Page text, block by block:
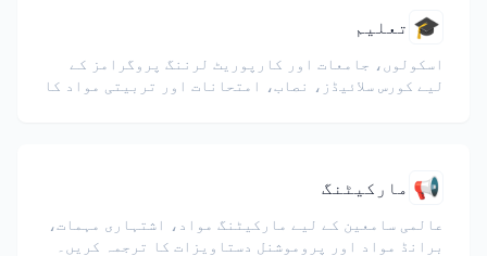
🎓 تعلیم
اسکولوں، جامعات اور کارپوریٹ لرننگ پروگرامز کے
لیے کورس سلائیڈز، نصاب، امتحانات اور تربیتی مواد کا
📢 مارکیٹنگ
عالمی سامعین کے لیے مارکیٹنگ مواد، اشتہاری مہمات،
برانڈ مواد اور پروموشنل دستاویزات کا ترجمہ کریں۔